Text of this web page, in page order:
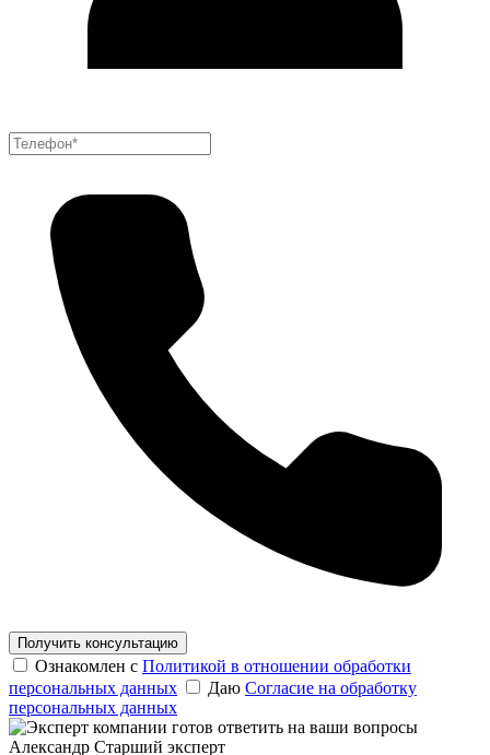
Получить консультацию
Ознакомлен с Политикой в отношении обработки
персональных данных
Даю Согласие на обработку
персональных данных
Александр Старший эксперт